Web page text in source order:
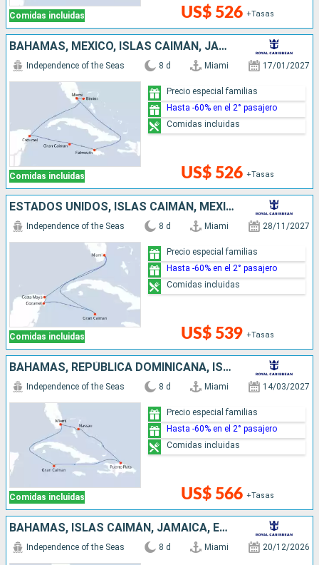
Comidas incluidas US$ 526 +Tasas
BAHAMAS, MÉXICO, ISLAS CAIMÁN, JAMAICA, ESTADOS UNIDOS
Comidas incluidas
Independence of the Seas 8 d Miami 17/01/2027
US$ 526 +Tasas
Precio especial familias
Hasta -60% en el 2° pasajero
Comidas incluidas
ESTADOS UNIDOS, ISLAS CAIMÁN, MÉXICO
Comidas incluidas
Independence of the Seas 8 d Miami 28/11/2027
US$ 539 +Tasas
Precio especial familias
Hasta -60% en el 2° pasajero
Comidas incluidas
BAHAMAS, REPÚBLICA DOMINICANA, ISLAS CAIMÁN, ESTADOS UNIDOS
Comidas incluidas
Independence of the Seas 8 d Miami 14/03/2027
US$ 566 +Tasas
Precio especial familias
Hasta -60% en el 2° pasajero
Comidas incluidas
BAHAMAS, ISLAS CAIMÁN, JAMAICA, ESTADOS UNIDOS
Independence of the Seas 8 d Miami 20/12/2026